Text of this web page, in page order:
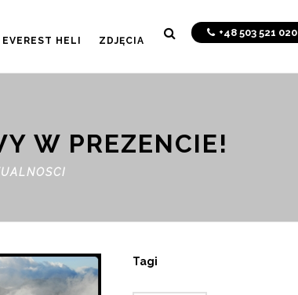
+48 503 521 020
EVEREST HELI ZDJĘCIA
W PREZENCIE!
Tagi